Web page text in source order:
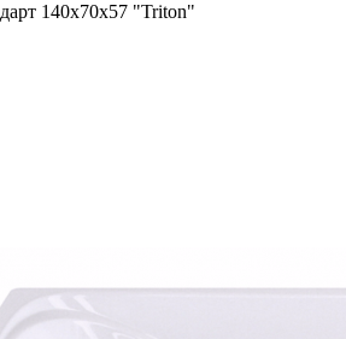
140x70x57 "Triton"